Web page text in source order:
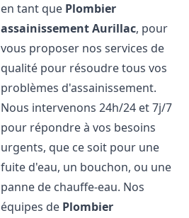
en tant que Plombier
assainissementAurillac, pour
vous proposer nos services de
qualité pour résoudre tous vos
problèmes d'assainissement.
Nous intervenons 24h/24 et 7j/7
pour répondre à vos besoins
urgents, que ce soit pour une
fuite d'eau, un bouchon, ou une
panne de chauffe-eau. Nos
équipes de Plombier